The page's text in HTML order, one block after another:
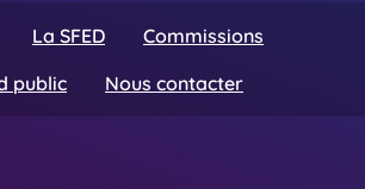
La SFED
Commissions
public
Nous contacter